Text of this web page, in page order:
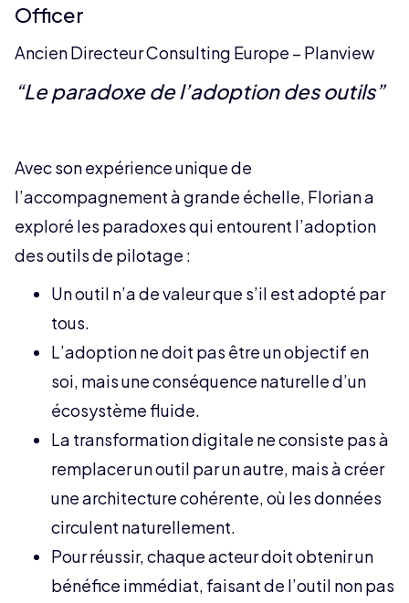
Officer
Ancien Directeur Consulting Europe – Planview
“Le paradoxe de l’adoption des outils”
Avec son expérience unique de
l’accompagnement à grande échelle, Florian a
exploré les paradoxes qui entourent l’adoption
des outils de pilotage :
Un outil n’a de valeur que s’il est adopté par
tous.
L’adoption ne doit pas être un objectif en
soi, mais une conséquence naturelle d’un
écosystème fluide.
La transformation digitale ne consiste pas à
remplacer un outil par un autre, mais à créer
une architecture cohérente, où les données
circulent naturellement.
Pour réussir, chaque acteur doit obtenir un
bénéfice immédiat, faisant de l’outil non pas